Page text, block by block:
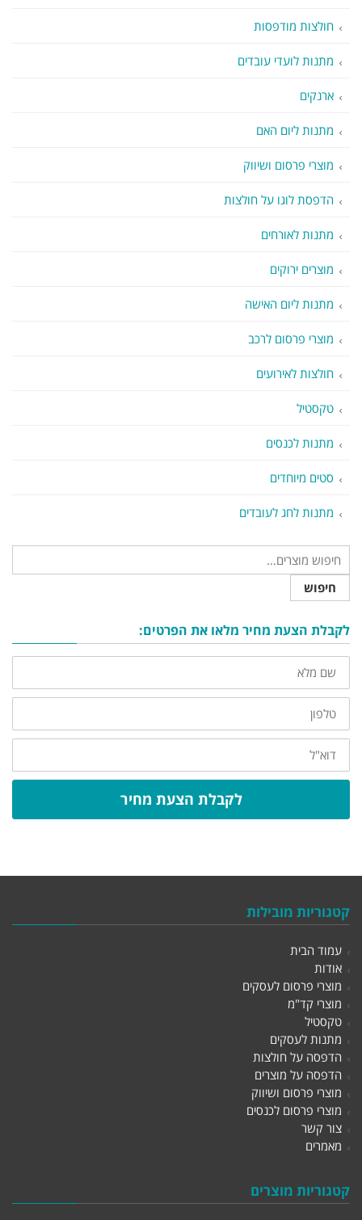
חולצות מודפסות
מתנות לועדי עובדים
ארנקים
מתנות ליום האם
מוצרי פרסום ושיווק
הדפסת לוגו על חולצות
מתנות לאורחים
מוצרים ירוקים
מתנות ליום האישה
מוצרי פרסום לרכב
חולצות לאירועים
טקסטיל
מתנות לכנסים
סטים מיוחדים
מתנות לחג לעובדים
חיפוש
לקבלת הצעת מחיר מלאו את הפרטים:
שם
מלא
טלפון
דוא"ל
לקבלת הצעת מחיר
קטגוריות מובילות
עמוד הבית
אודות
מוצרי פרסום לעסקים
מוצרי קד"מ
טקסטיל
מתנות לעסקים
הדפסה על חולצות
הדפסה על מוצרים
מוצרי פרסום ושיווק
מוצרי פרסום לכנסים
צור קשר
מאמרים
קטגוריות מוצרים